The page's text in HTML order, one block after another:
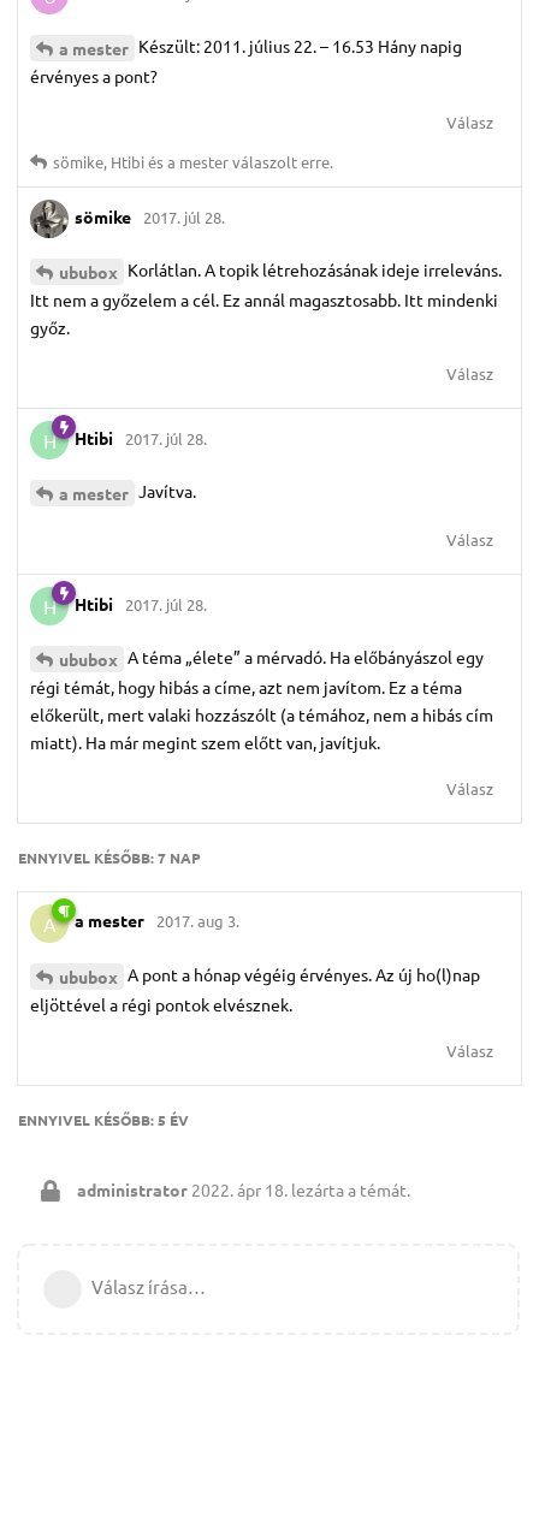
a mester Készült: 2011. július 22. – 16.53 Hány napig
érvényes a pont?
Válasz
sömike, Htibiésa mesterválaszolt erre.
sömike 2017. júl 28.
ububox Korlátlan. A topik létrehozásának ideje irreleváns.
Itt nem a győzelem a cél. Ez annál magasztosabb. Itt mindenki
győz.
Válasz
H Htibi 2017. júl 28.
a mester Javítva.
Válasz
H Htibi 2017. júl 28.
ububox A téma „élete” a mérvadó. Ha előbányászol egy
régi témát, hogy hibás a címe, azt nem javítom. Ez a téma
előkerült, mert valaki hozzászólt (a témához, nem a hibás cím
miatt). Ha már megint szem előtt van, javítjuk.
Válasz
ENNYIVEL KÉSŐBB:7 NAP
A a mester 2017. aug 3.
ububox A pont a hónap végéig érvényes. Az új ho(l)nap
eljöttével a régi pontok elvésznek.
Válasz
ENNYIVEL KÉSŐBB:5 ÉV
administrator 2022. ápr 18. lezárta a témát.
Válasz írása…